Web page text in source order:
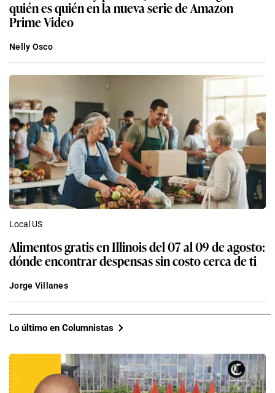
quién es quién en la nueva serie de Amazon
Prime Video
Nelly Osco
Local US
Alimentos gratis en Illinois del 07 al 09 de agosto:
dónde encontrar despensas sin costo cerca de ti
Jorge Villanes
Lo último en Columnistas